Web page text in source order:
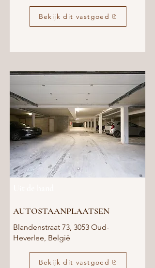
Bekijk dit vastgoed
AUTOSTAANPLAATSEN
Blandenstraat 73, 3053 Oud-
Heverlee, België
Bekijk dit vastgoed